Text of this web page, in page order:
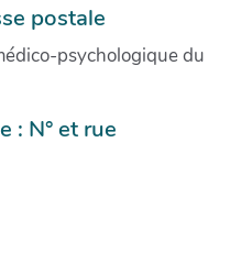
postale
psychologique du
: N° et rue